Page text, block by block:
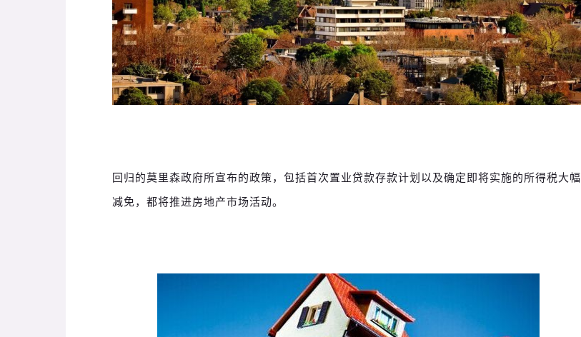
回归的莫里森政府所宣布的政策，包括首次置业贷款存款计划以及确定即将实施的所得税大幅
减免，都将推进房地产市场活动。